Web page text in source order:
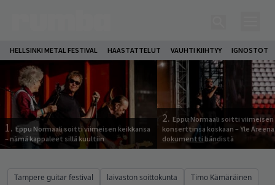
HELLSINKI METAL FESTIVAL HAASTATTELUT VAUHTI KIIHTYY IGNOSTOT
1. Eppu Normaali soitti viimeisen keikkansa
– nämä kappaleet sillä kuultiin
2. Eppu Normaali soitti viimeisen
konserttinsa koskaan – Yle
dokumentti bändistä
Tampere guitar festival laivaston soittokunta Timo Kämäräinen